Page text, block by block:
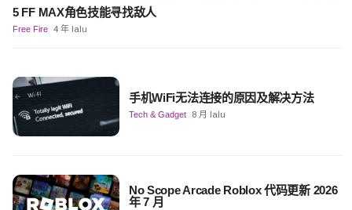
5 FF MAX角色技能寻找敌人
Free Fire 4 年 lalu
手机WiFi无法连接的原因及解决方法
Tech & Gadget 8 月 lalu
No Scope Arcade Roblox 代码更新 2026
年 7 月